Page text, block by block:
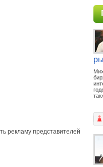
рекламу представителей